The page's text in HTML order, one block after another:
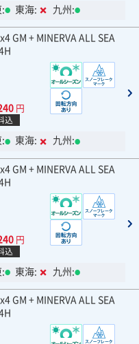
東海: 九州:
GM + MINERVA ALL SEA
円
込
東海: 九州:
GM + MINERVA ALL SEA
円
込
東海: 九州:
GM + MINERVA ALL SEA